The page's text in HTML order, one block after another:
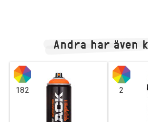
Andra har även
182 2